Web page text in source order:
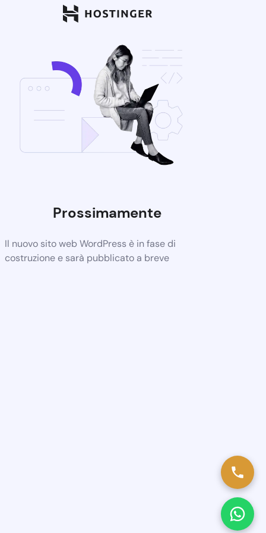
Prossimamente
Il nuovo sito web WordPress è in fase di
costruzione e sarà pubblicato a breve